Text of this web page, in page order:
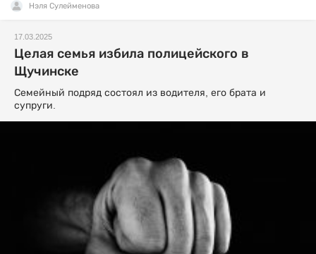
Нэля Сулейменова
17.03.2025
Целая семья избила полицейского в
Щучинске
Семейный подряд состоял из водителя, его брата и
супруги.